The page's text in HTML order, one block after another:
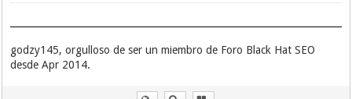
godzy145, orgulloso de ser un miembro de Foro Black Hat SEO
desde Apr 2014.